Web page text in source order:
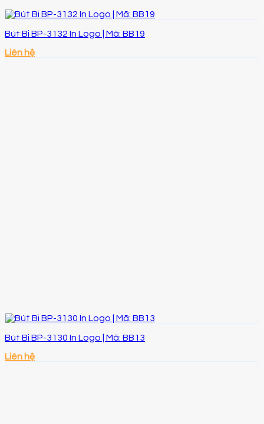
Bút Bi BP-3132 In Logo | Mã: BB19
Liên hệ
Bút Bi BP-3130 In Logo | Mã: BB13
Liên hệ